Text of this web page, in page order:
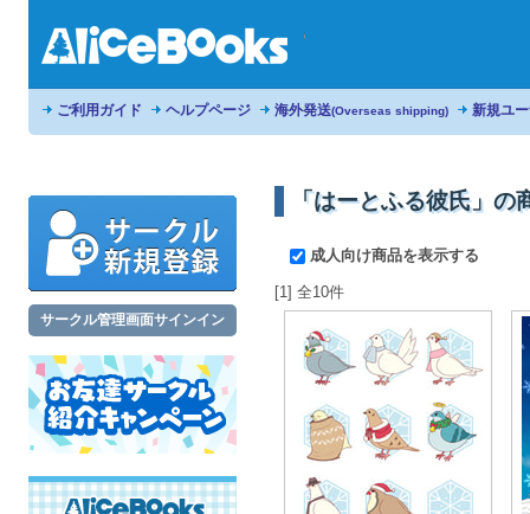
ご利用ガイド ヘルプページ 海外発送(Overseas shipping) 新規ユ
サークル管理画面サインイン
「はーとふる彼氏」の
成人向け商品を表示する
[1] 全10件